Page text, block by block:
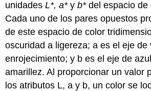
unidadesL*, a*yb*del espacio de
Cada uno de los pares opuestos
de este espacio de color
oscuridad a ligereza; a es el eje de
enrojecimiento; y b es el eje de
amarillez. Al proporcionar un valor
los atributos L, a y b, un color se